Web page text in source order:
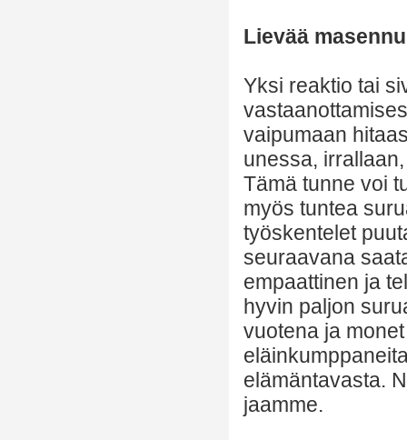
Lievää
Yksi reaktio tai
vaipumaan
unessa,
Tämä tunne voi
myös tuntea
työskentelet
seuraavana
empaattinen ja
hyvin paljon
vuotena ja
elämäntavasta.
jaamme.